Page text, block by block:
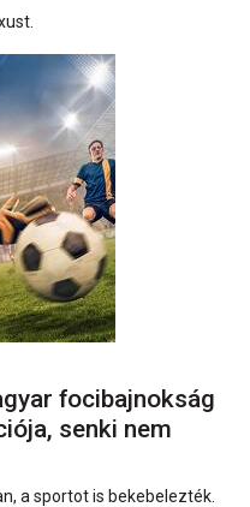
focibajnokság
senki nem
a sportot is bekebelezték.